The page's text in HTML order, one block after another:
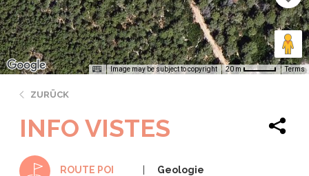
Image may be subject to copyright 20 m Terms
ZURÜCK
INFO VISTES
ROUTE POI Geologie